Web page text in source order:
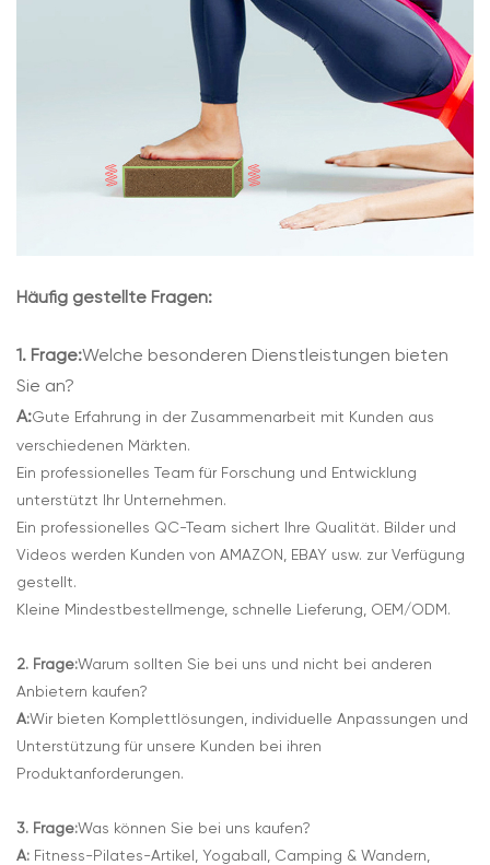
Häufig gestellte Fragen:
1. Frage:Welche besonderen Dienstleistungen bieten
Sie an?
A:Gute Erfahrung in der Zusammenarbeit mit Kunden aus
verschiedenen Märkten.
Ein professionelles Team für Forschung und Entwicklung
unterstützt Ihr Unternehmen.
Ein professionelles QC-Team sichert Ihre Qualität. Bilder und
Videos werden Kunden von AMAZON, EBAY usw. zur Verfügung
gestellt.
Kleine Mindestbestellmenge, schnelle Lieferung, OEM/ODM.
2. Frage:Warum sollten Sie bei uns und nicht bei anderen
Anbietern kaufen?
A:Wir bieten Komplettlösungen, individuelle Anpassungen und
Unterstützung für unsere Kunden bei ihren
Produktanforderungen.
3. Frage:Was können Sie bei uns kaufen?
A: Fitness-Pilates-Artikel, Yogaball, Camping & Wandern,